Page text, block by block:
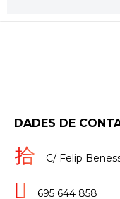
DADES DE
C/ Felip
695 644 858​